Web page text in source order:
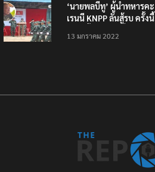
‘นายพลบีทู’ ผู้นำทหารคะ
เรนนี KNPP ลั่นสู้รบ ครั้งนี้
ประชาชนต้องชนะ
13 มกราคม 2022